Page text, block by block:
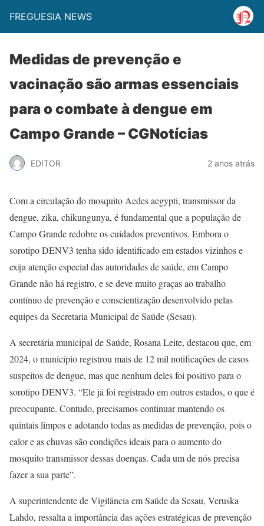
FREGUESIA NEWS
Medidas de prevenção e
vacinação são armas essenciais
para o combate à dengue em
Campo Grande – CGNotícias
EDITOR 2 anos atrás
Com a circulação do mosquito Aedes aegypti, transmissor da
dengue, zika, chikungunya, é fundamental que a população de
Campo Grande redobre os cuidados preventivos. Embora o
sorotipo DENV3 tenha sido identificado em estados vizinhos e
exija atenção especial das autoridades de saúde, em Campo
Grande não há registro, e se deve muito graças ao trabalho
contínuo de prevenção e conscientização desenvolvido pelas
equipes da Secretaria Municipal de Saúde (Sesau).
A secretária municipal de Saúde, Rosana Leite, destacou que, em
2024, o município registrou mais de 12 mil notificações de casos
suspeitos de dengue, mas que nenhum deles foi positivo para o
sorotipo DENV3. “Ele já foi registrado em outros estados, o que é
preocupante. Contudo, precisamos continuar mantendo os
quintais limpos e adotando todas as medidas de prevenção, pois o
calor e as chuvas são condições ideais para o aumento do
mosquito transmissor dessas doenças. Cada um de nós precisa
fazer a sua parte”.
A superintendente de Vigilância em Saúde da Sesau, Veruska
Lahdo, ressalta a importância das ações estratégicas de prevenção